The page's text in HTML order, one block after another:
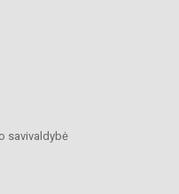
savivaldybė